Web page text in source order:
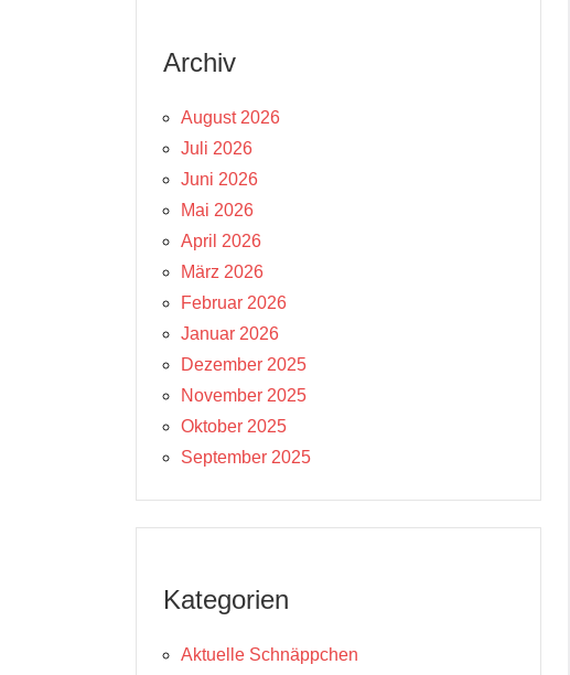
Archiv
August 2026
Juli 2026
Juni 2026
Mai 2026
April 2026
März 2026
Februar 2026
Januar 2026
Dezember 2025
November 2025
Oktober 2025
September 2025
Kategorien
Aktuelle Schnäppchen